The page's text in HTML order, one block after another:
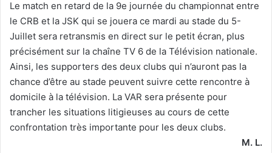
Le match en retard de la 9e journée du championnat entre
le CRB et la JSK qui se jouera ce mardi au stade du 5-
Juillet sera retransmis en direct sur le petit écran, plus
précisément sur la chaîne TV 6 de la Télévision nationale.
Ainsi, les supporters des deux clubs qui n’auront pas la
chance d’être au stade peuvent suivre cette rencontre à
domicile à la télévision. La VAR sera présente pour
trancher les situations litigieuses au cours de cette
confrontation très importante pour les deux clubs.
M. L.